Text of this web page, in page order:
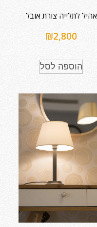
אהיל לתלייה צורת אובל
₪2,800
הוספה לסל